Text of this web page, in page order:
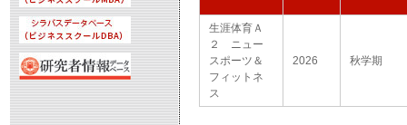
生涯体育Ａ
２ ニュー
スポーツ＆
フィットネ
ス
2026 秋学期